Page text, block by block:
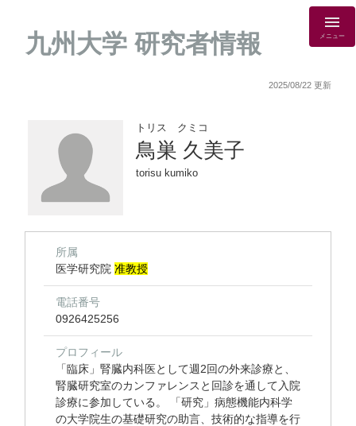
九州大学 研究者情報 メニュー
2025/08/22 更新
トリス クミコ
鳥巣 久美子
torisu kumiko
所属
医学研究院 准教授
電話番号
0926425256
プロフィール
「臨床」腎臓内科医として週2回の外来診療と、
腎臓研究室のカンファレンスと回診を通して入院
診療に参加している。 「研究」病態機能内科学
の大学院生の基礎研究の助言、技術的な指導を行